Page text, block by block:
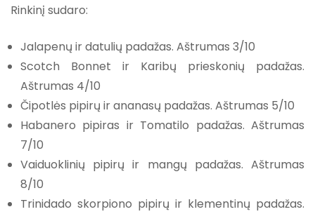
Rinkinį sudaro:
Jalapenų ir datulių padažas. Aštrumas 3/10
Scotch Bonnet ir Karibų prieskonių padažas.
Aštrumas 4/10
Čipotlės pipirų ir ananasų padažas. Aštrumas 5/10
Habanero pipiras ir Tomatilo padažas. Aštrumas
7/10
Vaiduoklinių pipirų ir mangų padažas. Aštrumas
8/10
Trinidado skorpiono pipirų ir klementinų padažas.